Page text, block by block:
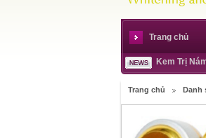
Trang chủ
Kem Trị
Trang chủ Danh